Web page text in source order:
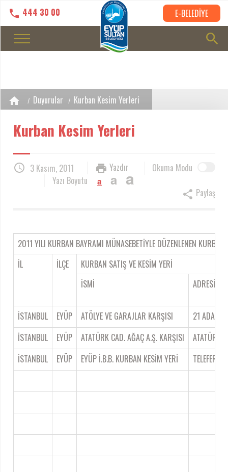
444 30 00 E-BELEDİYE
Duyurular Kurban Kesim Yerleri
Kurban Kesim Yerleri
3 Kasım, 2011 Okuma Modu
Yazdır
Yazı Boyutu
a a a
Paylaş
2011 YILI KURBAN BAYRAMI MÜNASEBETİYLE DÜZENLENEN
İL
İLÇE
KURBAN SATIŞ VE KESİM YERİ
İSMİ
ADRESİ
İSTANBUL EYÜP ATÖLYE VE GARAJLAR KARŞISI
21 ADA 1
İSTANBUL
EYÜP ATATÜRK CAD. AĞAÇ A.Ş. KARŞISI
ATATÜRK
İSTANBUL
EYÜP EYÜP İ.B.B. KURBAN KESİM YERİ TELEFERİK